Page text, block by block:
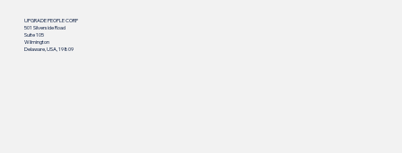
UPGRADE PEOPLE CORP
501 Silverside Road
Suite 105
Wilmington
Delaware, USA, 19809